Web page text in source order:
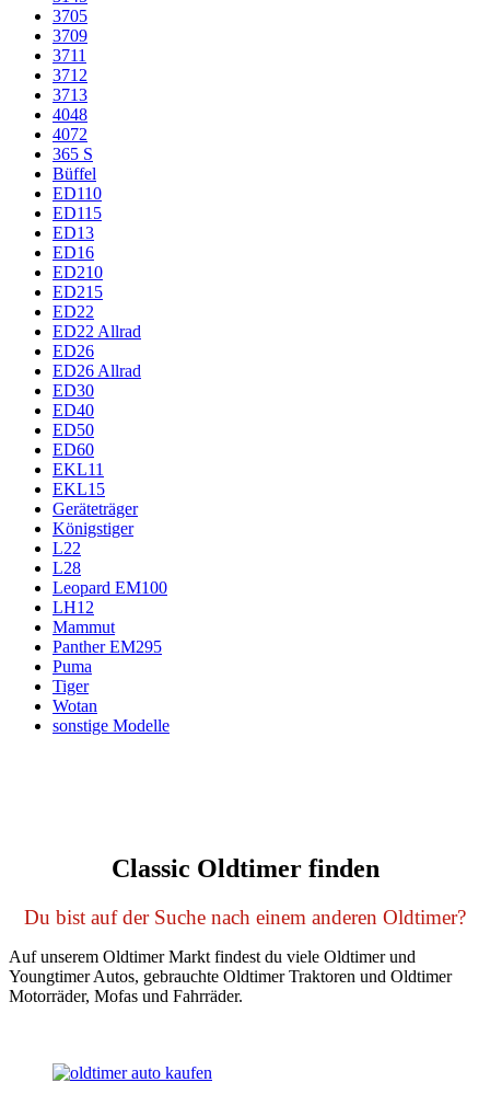
3705
3709
3711
3712
3713
4048
4072
365 S
Büffel
ED110
ED115
ED13
ED16
ED210
ED215
ED22
ED22 Allrad
ED26
ED26 Allrad
ED30
ED40
ED50
ED60
EKL11
EKL15
Geräteträger
Königstiger
L22
L28
Leopard EM100
LH12
Mammut
Panther EM295
Puma
Tiger
Wotan
sonstige Modelle
Classic Oldtimer finden
Du bist auf der Suche nach einem anderen Oldtimer?
Auf unserem Oldtimer Markt findest du viele Oldtimer und
Youngtimer Autos, gebrauchte Oldtimer Traktoren und Oldtimer
Motorräder, Mofas und Fahrräder.